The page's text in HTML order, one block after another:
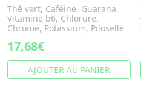
Thé vert, Caféine, Guarana,
Vitamine b6, Chlorure,
Chrome, Potassium, Piloselle
17,68€
AJOUTER AU PANIER